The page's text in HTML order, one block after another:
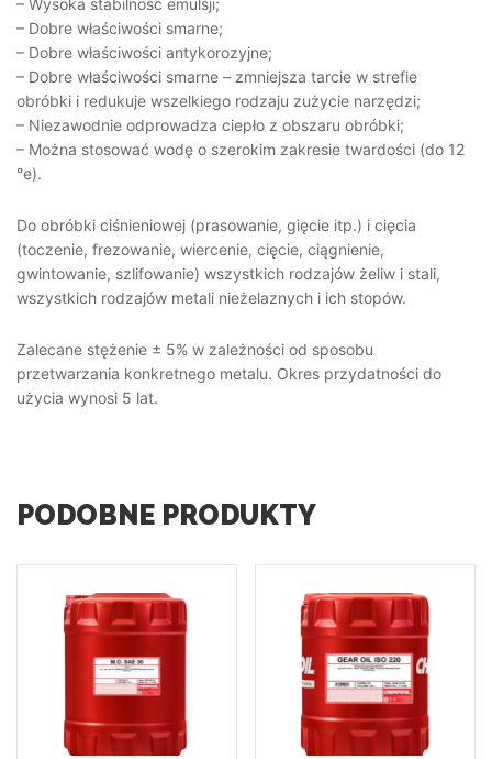
– Wysoka stabilność emulsji;
– Dobre właściwości smarne;
– Dobre właściwości antykorozyjne;
– Dobre właściwości smarne – zmniejsza tarcie w strefie
obróbki i redukuje wszelkiego rodzaju zużycie narzędzi;
– Niezawodnie odprowadza ciepło z obszaru obróbki;
– Można stosować wodę o szerokim zakresie twardości (do 12
°e).
Do obróbki ciśnieniowej (prasowanie, gięcie itp.) i cięcia
(toczenie, frezowanie, wiercenie, cięcie, ciągnienie,
gwintowanie, szlifowanie) wszystkich rodzajów żeliw i stali,
wszystkich rodzajów metali nieżelaznych i ich stopów.
Zalecane stężenie ± 5% w zależności od sposobu
przetwarzania konkretnego metalu. Okres przydatności do
użycia wynosi 5 lat.
PODOBNE PRODUKTY